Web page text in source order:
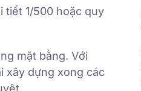
tiết 1/500 hoặc quy
mặt bằng. Với
xây dựng xong các